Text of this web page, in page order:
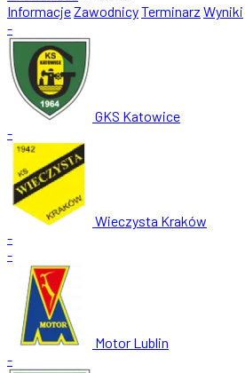
InformacjeZawodnicyTerminarz Wyniki
-
GKS Katowice
-
Wieczysta Kraków
-
-
Motor Lublin
-